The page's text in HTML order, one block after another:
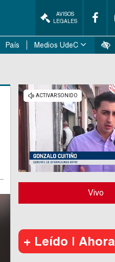
AVISOS
LEGALES
País Medios UdeC
Vivo
+ Leído | Ahora